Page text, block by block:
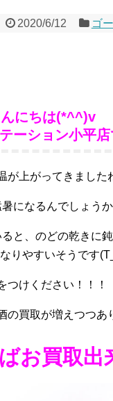
2020/6/12 ゴ
にちは(*^^)v
ーション小平
が上がってきました
になるんでしょうか
と、のどの乾きに
りやすいそうです
つけください！！！
の買取が増えつつ
お買取出